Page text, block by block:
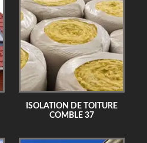
ISOLATION DE TOITURE
COMBLE 37